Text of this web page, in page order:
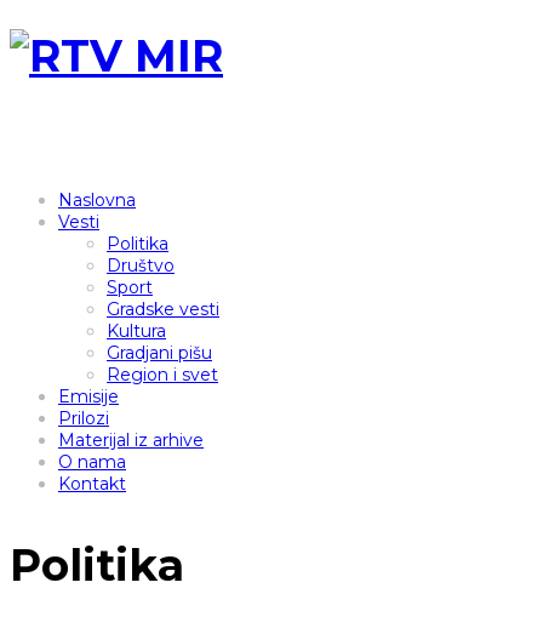
Naslovna
Vesti
Politika
Društvo
Sport
Gradske vesti
Kultura
Gradjani pišu
Region i svet
Emisije
Prilozi
Materijal iz arhive
O nama
Kontakt
Politika